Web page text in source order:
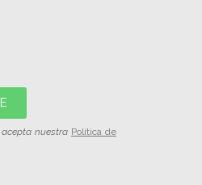
nuestra Política de